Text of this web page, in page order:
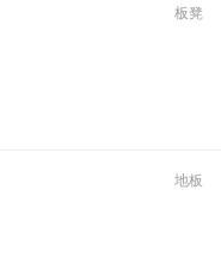
板凳
地板